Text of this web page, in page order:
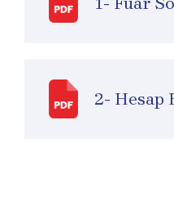
2- Hesap